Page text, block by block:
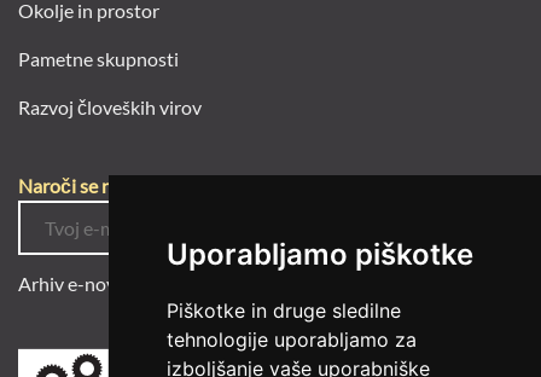
Uporabljamo piškotke
Piškotke in druge sledilne
tehnologije uporabljamo za
izboljšanje vaše uporabniške
Okolje in prostor
Pametne skupnosti
Razvoj človeških virov
Naroči se na e-novice
Arhiv e-novic